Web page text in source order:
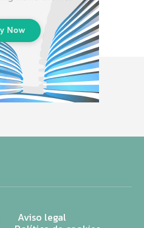
Aviso legal